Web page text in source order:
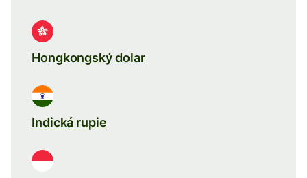
Hongkongský dolar
Indická rupie